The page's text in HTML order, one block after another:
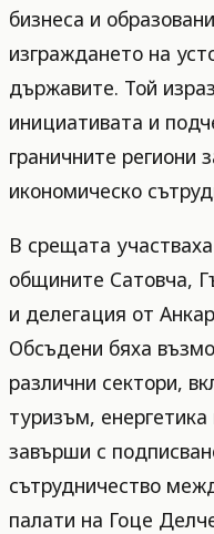
бизнеса и
изграждането на
държавите. Той
инициативата и
граничните
икономическо
В срещата
общините Сатовча,
и делегация от
Обсъдени бяха
различни сектори,
туризъм,
завърши с
сътрудничество
палати на Гоце